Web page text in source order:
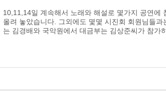
10,11,14일 계속해서 노래와 해설로 몇가지 공연에
올려 놓았습니다. 그외에도 몇몇 시진회 회원님들
는 김경배와 국악원에서 대금부는 김상준씨가 참가